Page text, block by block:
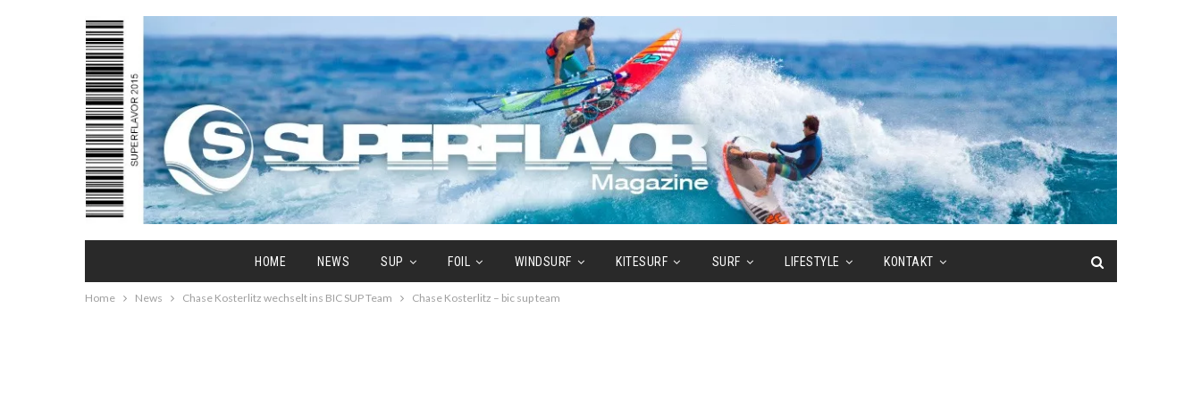
HOME NEWS SUP FOIL WINDSURF KITESURF SURF LIFESTYLE KONTAKT
Home News Chase Kosterlitz wechselt ins BIC SUP Team Chase Kosterlitz – bic sup team